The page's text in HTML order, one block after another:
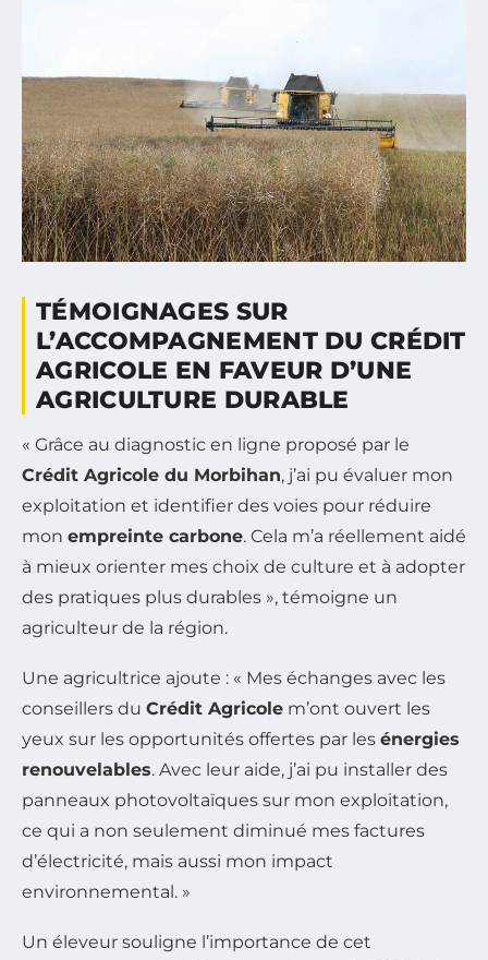
TÉMOIGNAGES SUR
L’ACCOMPAGNEMENT DU CRÉDIT
AGRICOLE EN FAVEUR D’UNE
AGRICULTURE DURABLE
« Grâce au diagnostic en ligne proposé par le
Crédit Agricole du Morbihan, j’ai pu évaluer mon
exploitation et identifier des voies pour réduire
mon empreinte carbone. Cela m’a réellement aidé
à mieux orienter mes choix de culture et à adopter
des pratiques plus durables », témoigne un
agriculteur de la région.
Une agricultrice ajoute : « Mes échanges avec les
conseillers du Crédit Agricole m’ont ouvert les
yeux sur les opportunités offertes par les énergies
renouvelables. Avec leur aide, j’ai pu installer des
panneaux photovoltaïques sur mon exploitation,
ce qui a non seulement diminué mes factures
d’électricité, mais aussi mon impact
environnemental. »
Un éleveur souligne l’importance de cet